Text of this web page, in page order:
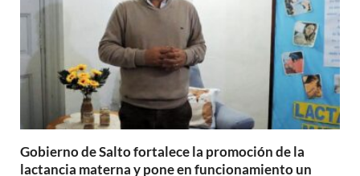
Gobierno de Salto fortalece la promoción de la
lactancia materna y pone en funcionamiento un